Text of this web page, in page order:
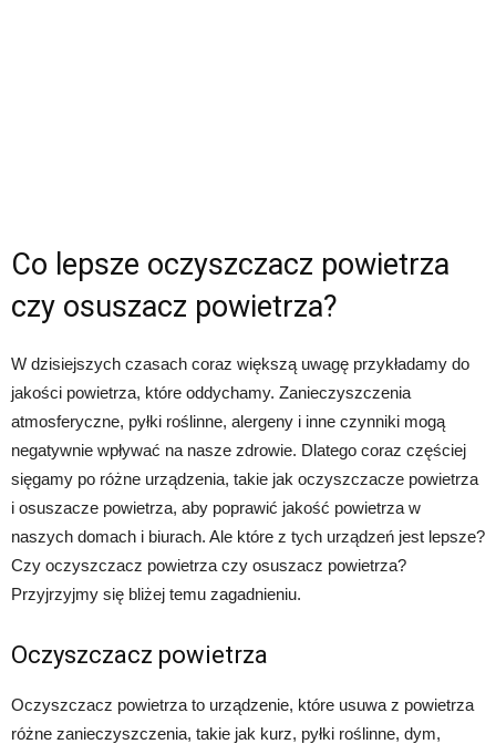
Co lepsze oczyszczacz powietrza
czy osuszacz powietrza?
W dzisiejszych czasach coraz większą uwagę przykładamy do
jakości powietrza, które oddychamy. Zanieczyszczenia
atmosferyczne, pyłki roślinne, alergeny i inne czynniki mogą
negatywnie wpływać na nasze zdrowie. Dlatego coraz częściej
sięgamy po różne urządzenia, takie jak oczyszczacze powietrza
i osuszacze powietrza, aby poprawić jakość powietrza w
naszych domach i biurach. Ale które z tych urządzeń jest lepsze?
Czy oczyszczacz powietrza czy osuszacz powietrza?
Przyjrzyjmy się bliżej temu zagadnieniu.
Oczyszczacz powietrza
Oczyszczacz powietrza to urządzenie, które usuwa z powietrza
różne zanieczyszczenia, takie jak kurz, pyłki roślinne, dym,